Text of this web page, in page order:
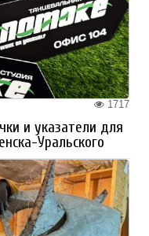
1717
и указатели для
Уральского